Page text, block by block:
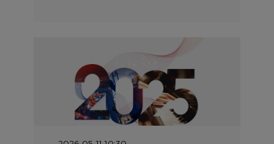
2026-05-11 10:30
Emitel prezentuje Raport ESG za
2025 rok